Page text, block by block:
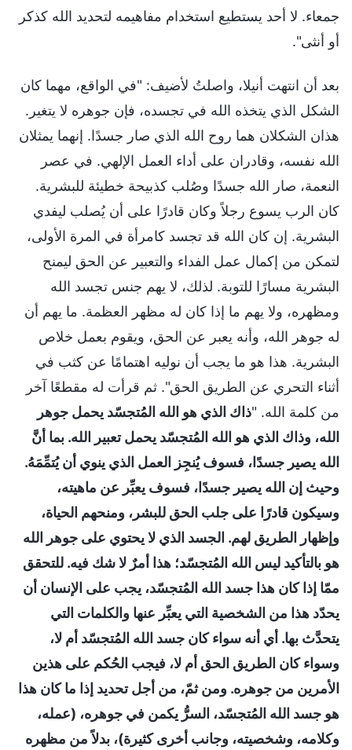
جمعاء. لا أحد يستطيع استخدام مفاهيمه لتحديد الله كذكر
أو أنثى".
بعد أن انتهت أنيلا، واصلتُ لأضيف: "في الواقع، مهما كان
الشكل الذي يتخذه الله في تجسده، فإن جوهره لا يتغير.
هذان الشكلان هما روح الله الذي صار جسدًا. إنهما يمثلان
الله نفسه، وقادران على أداء العمل الإلهي. في عصر
النعمة، صار الله جسدًا وصُلب كذبيحة خطيئة للبشرية.
كان الرب يسوع رجلاً وكان قادرًا على أن يُصلب ليفدي
البشرية. إن كان الله قد تجسد كامرأة في المرة الأولى،
لتمكن من إكمال عمل الفداء والتعبير عن الحق ليمنح
البشرية مسارًا للتوبة. لذلك، لا يهم جنس تجسد الله
ومظهره، ولا يهم ما إذا كان له مظهر العظمة. ما يهم أن
له جوهر الله، وأنه يعبر عن الحق، ويقوم بعمل خلاص
البشرية. هذا هو ما يجب أن نوليه اهتمامًا عن كثب في
أثناء التحري عن الطريق الحق". ثم قرأت له مقطعًا آخر
من كلمة الله. "ذاك الذي هو الله المُتجسّد يحمل جوهر
الله، وذاك الذي هو الله المُتجسّد يحمل تعبير الله. بما أنَّ
الله يصير جسدًا، فسوف يُنجِز العمل الذي ينوي أن يُتمِّمَهُ.
وحيث إن الله يصير جسدًا، فسوف يعبِّر عن ماهيته،
وسيكون قادرًا على جلب الحق للبشر، ومنحهم الحياة،
وإظهار الطريق لهم. الجسد الذي لا يحتوي على جوهر الله
هو بالتأكيد ليس الله المُتجسّد؛ هذا أمرٌ لا شك فيه. للتحقق
ممّا إذا كان هذا جسد الله المُتجسّد، يجب على الإنسان أن
يحدّد هذا من الشخصية التي يعبِّر عنها والكلمات التي
يتحدَّث بها. أي أنه سواء كان جسد الله المُتجسّد أم لا،
وسواء كان الطريق الحق أم لا، فيجب الحُكم على هذين
الأمرين من جوهره. ومن ثمّ، من أجل تحديد إذا ما كان هذا
هو جسد الله المُتجسّد، السرُّ يكمن في جوهره، (عمله،
وكلامه، وشخصيته، وجانب أخرى كثيرة)، بدلاً من مظهره